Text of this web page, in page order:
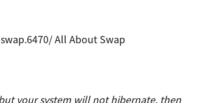
All About Swap
your system will not hibernate, then